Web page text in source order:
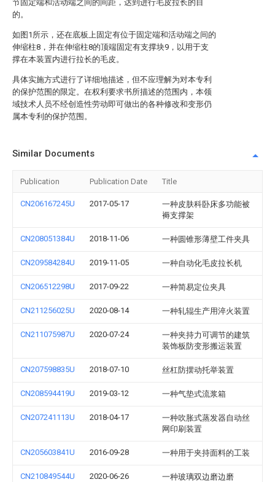
节固定端和活动端之间的间距，达到进行毛皮拉长的目
的。
如图1所示，还在底板上固定有位于固定端和活动端之间的
伸缩柱8，并在伸缩柱8的顶端固定有支撑块9，以用于支
撑在本装置内进行拉长的毛皮。
具体实施方式进行了详细地描述，但不应理解为对本专利
的保护范围的限定。在权利要求书所描述的范围内，本领
域技术人员不经创造性劳动即可做出的各种修改和变形仍
属本专利的保护范围。
Similar Documents
Publication Publication Date Title
CN206167245U 2017-05-17
一种皮肤科卧床多功能被
褥支撑架
CN208051384U 2018-11-06 一种圆锥形薄壁工件夹具
CN209584284U 2019-11-05 一种自动化毛皮拉长机
CN206512298U 2017-09-22 一种简易定位夹具
CN211256025U 2020-08-14 一种轧辊生产用淬火装置
CN211075987U 2020-07-24
一种夹持力可调节的建筑
装饰板防变形搬运装置
CN207598835U 2018-07-10 丝杠防摆动托举装置
CN208594419U 2019-03-12 一种气垫式流浆箱
CN207241113U 2018-04-17
一种吹胀式蒸发器自动丝
网印刷装置
CN205603841U 2016-09-28 一种用于夹持面料的工装
CN210849544U 2020-06-26 一种玻璃双边磨边磨